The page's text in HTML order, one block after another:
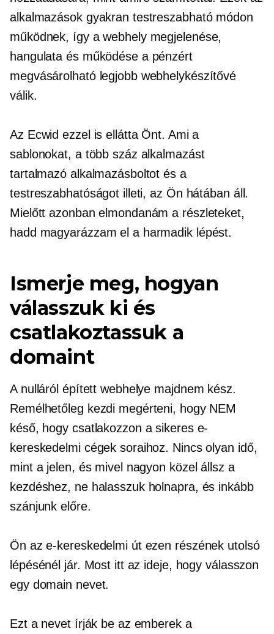
alkalmazások gyakran testreszabható módon
működnek, így a webhely megjelenése,
hangulata és működése a pénzért
megvásárolható legjobb webhelykészítővé
válik.
Az Ecwid ezzel is ellátta Önt. Ami a
sablonokat, a több száz alkalmazást
tartalmazó alkalmazásboltot és a
testreszabhatóságot illeti, az Ön hátában áll.
Mielőtt azonban elmondanám a részleteket,
hadd magyarázzam el a harmadik lépést.
Ismerje meg, hogyan
válasszuk ki és
csatlakoztassuk a
domaint
A nulláról épített webhelye majdnem kész.
Remélhetőleg kezdi megérteni, hogy NEM
késő, hogy csatlakozzon a sikeres e-
kereskedelmi cégek soraihoz. Nincs olyan idő,
mint a jelen, és mivel nagyon közel állsz a
kezdéshez, ne halasszuk holnapra, és inkább
szánjunk előre.
Ön az e-kereskedelmi út ezen részének utolsó
lépésénél jár. Most itt az ideje, hogy válasszon
egy domain nevet.
Ezt a nevet írják be az emberek a